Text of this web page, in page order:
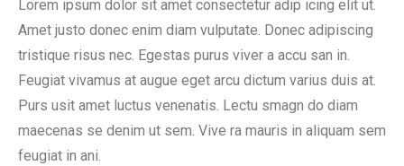
Lorem ipsum dolor sit amet consectetur adip icing elit ut.
Amet justo donec enim diam vulputate. Donec adipiscing
tristique risus nec. Egestas purus viver a accu san in.
Feugiat vivamus at augue eget arcu dictum varius duis at.
Purs usit amet luctus venenatis. Lectu smagn do diam
maecenas se denim ut sem. Vive ra mauris in aliquam sem
feugiat in ani.